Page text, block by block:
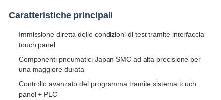
Caratteristiche principali
Immissione diretta delle condizioni di test tramite interfaccia
touch panel
Componenti pneumatici Japan SMC ad alta precisione per
una maggiore durata
Controllo avanzato del programma tramite sistema touch
panel + PLC